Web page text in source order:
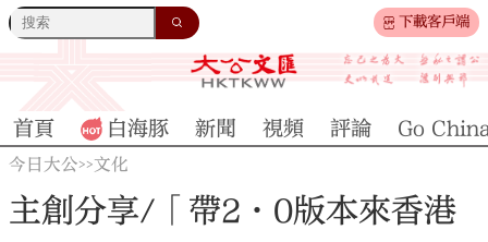
下載客戶端
首頁 白海豚 新聞 視頻 評論 Go
今日大公>>文化
主創分享/「帶2·0版本來香港